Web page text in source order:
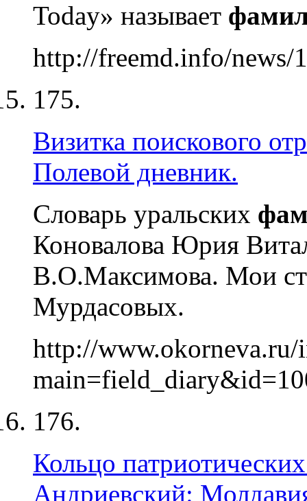
Today» называет
http://freemd.info/news/
175.
Визитка поискового
Полевой дневник.
Словарь уральских
Коновалова Юрия
В.О.Максимова. Мои
Мурдасовых.
http://www.okorneva.ru/
176.
Кольцо
Андриевский: